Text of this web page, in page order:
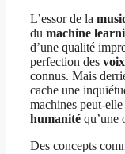
L’essor de la
du machine
d’une qualité
perfection des
connus. Mais
cache une
machines peut-
humanité qu’une
Des concepts